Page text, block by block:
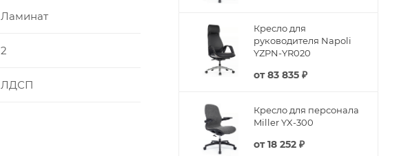
Ламинат
2
ЛДСП
Кресло для
руководителя Napoli
YZPN-YR020
от83 835 ₽
Кресло для персонала
Miller YX-300
от18 252 ₽